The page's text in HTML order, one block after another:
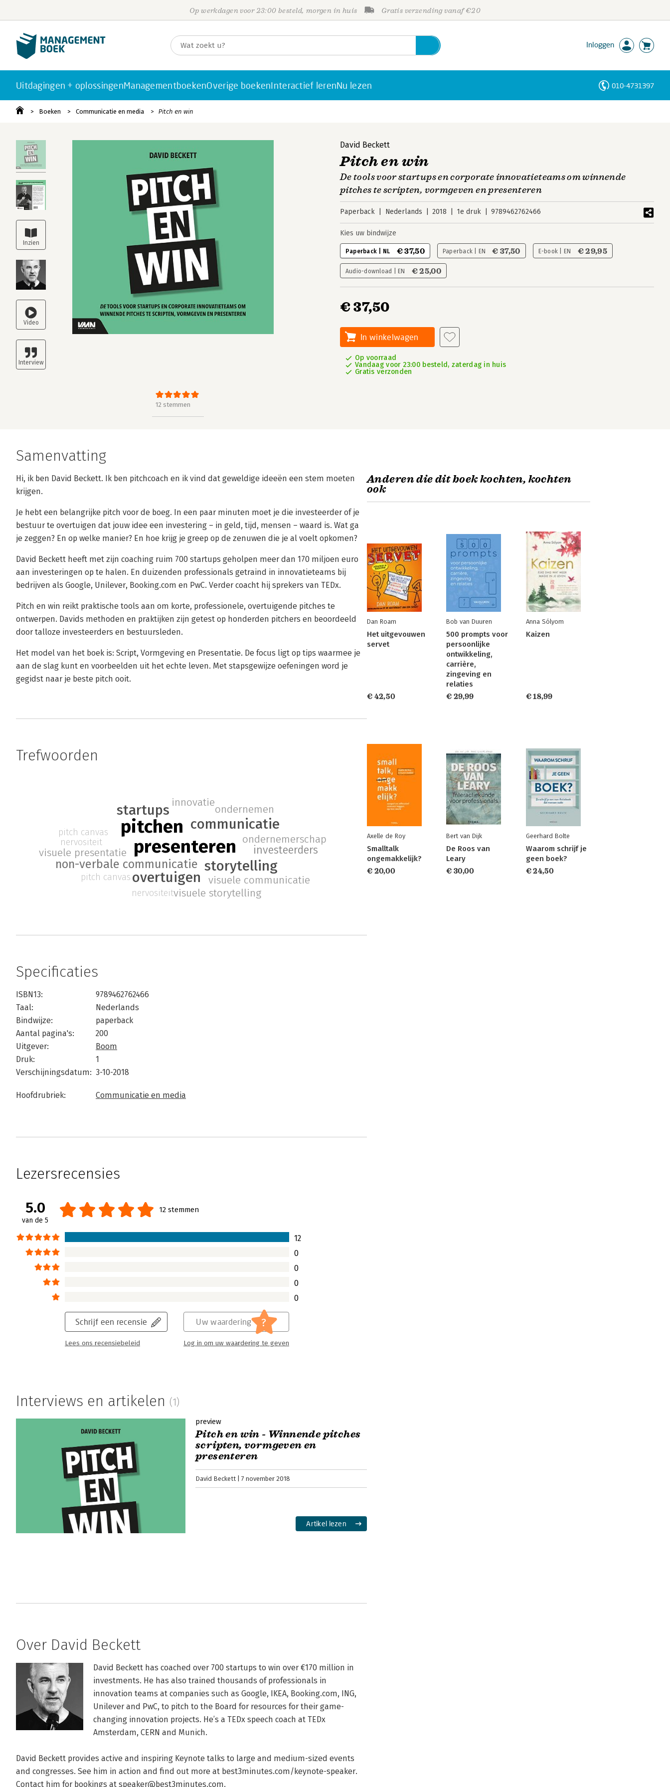
Op werkdagen voor 23:00 besteld, morgen in huis Gratis verzending vanaf €20
Inloggen
Uitdagingen + oplossingenManagementboekenOverige boekenInteractief lerenNu lezen 010-4731397
Boeken Communicatie en media Pitch en win
12 stemmen
David Beckett
Pitch en win
De tools voor startups en corporate innovatieteams om winnende
pitches te scripten, vormgeven en presenteren
Paperback Nederlands 2018 1e druk 9789462762466
Kies uw bindwijze
Paperback | NL € 37,50 Paperback | EN € 37,50 E-book | EN € 29,95
Audio-download | EN € 25,00
€ 37,50
In winkelwagen
Op voorraad
Vandaag voor 23:00 besteld, zaterdag in huis
Gratis verzonden
Samenvatting
Hi, ik ben David Beckett. Ik ben pitchcoach en ik vind dat geweldige ideeën een stem moeten
krijgen.
Je hebt een belangrijke pitch voor de boeg. In een paar minuten moet je die investeerder of je
bestuur te overtuigen dat jouw idee een investering – in geld, tijd, mensen – waard is. Wat ga
je zeggen? En op welke manier? En hoe krijg je greep op de zenuwen die je al voelt opkomen?
David Beckett heeft met zijn coaching ruim 700 startups geholpen meer dan 170 miljoen euro
aan investeringen op te halen. En duizenden professionals getraind in innovatieteams bij
bedrijven als Google, Unilever, Booking.com en PwC. Verder coacht hij sprekers van TEDx.
Pitch en win reikt praktische tools aan om korte, professionele, overtuigende pitches te
ontwerpen. Davids methoden en praktijken zijn getest op honderden pitchers en beoordeeld
door talloze investeerders en bestuursleden.
Het model van het boek is: Script, Vormgeving en Presentatie. De focus ligt op tips waarmee je
aan de slag kunt en voorbeelden uit het echte leven. Met stapsgewijze oefeningen word je
gegidst naar je beste pitch ooit.
Trefwoorden
presenteren
pitchen communicatie
storytelling
overtuigen
startups
non-verbale communicatie
innovatie
ondernemerschap
ondernemen
visuele communicatie
investeerders
visuele storytelling
visuele presentatie
nervositeit
pitch canvas
nervositeit
pitch canvas
Specificaties
ISBN13:
9789462762466
Taal:
Nederlands
Bindwijze:
paperback
Aantal pagina's:
200
Uitgever:
Boom
Druk:
1
Verschijningsdatum: 3-10-2018
Hoofdrubriek: Communicatie en media
Lezersrecensies
5.0
van de 5
12 stemmen
12
0
0
0
0
Schrijf een recensie
Lees ons recensiebeleid
Uw waardering ?
Log in om uw waardering te geven
Interviews en artikelen (1)
preview
Pitch en win - Winnende pitches
scripten, vormgeven en
presenteren
David Beckett 7 november 2018
Artikel lezen
Over David Beckett
David Beckett has coached over 700 startups to win over €170 million in
investments. He has also trained thousands of professionals in
innovation teams at companies such as Google, IKEA, Booking.com, ING,
Unilever and PwC, to pitch to the Board for resources for their game-
changing innovation projects. He’s a TEDx speech coach at TEDx
Amsterdam, CERN and Munich.
David Beckett provides active and inspiring Keynote talks to large and medium-sized events
and congresses. See him in action and find out more at best3minutes.com/keynote-speaker.
Contact him for bookings at speaker@best3minutes.com.
Anderen die dit boek kochten, kochten
ook
Dan Roam
Het uitgevouwen
servet
€ 42,50
Bob van Duuren
500 prompts voor
persoonlijke
ontwikkeling,
carrière,
zingeving en
relaties
€ 29,99
Anna Sólyom
Kaizen
€ 18,99
Axelle de Roy
Smalltalk
ongemakkelijk?
€ 20,00
Bert van Dijk
De Roos van
Leary
€ 30,00
Geerhard Bolte
Waarom schrijf je
geen boek?
€ 24,50
Personen